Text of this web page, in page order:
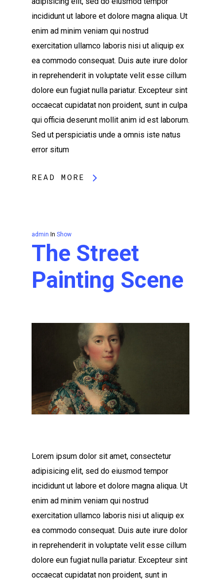
incididunt ut labore et dolore magna aliqua. Ut
enim ad minim veniam qui nostrud
exercitation ullamco laboris nisi ut aliquip ex
ea commodo consequat. Duis aute irure dolor
in reprehenderit in voluptate velit esse cillum
dolore eun fugiat nulla pariatur. Excepteur sint
occaecat cupidatat non proident, sunt in culpa
qui officia deserunt mollit anim id est laborum.
Sed ut perspiciatis unde a omnis iste natus
error situm
READ MORE
admin In Show
The Street
Painting Scene
Lorem ipsum dolor sit amet, consectetur
adipisicing elit, sed do eiusmod tempor
incididunt ut labore et dolore magna aliqua. Ut
enim ad minim veniam qui nostrud
exercitation ullamco laboris nisi ut aliquip ex
ea commodo consequat. Duis aute irure dolor
in reprehenderit in voluptate velit esse cillum
dolore eun fugiat nulla pariatur. Excepteur sint
occaecat cupidatat non proident, sunt in